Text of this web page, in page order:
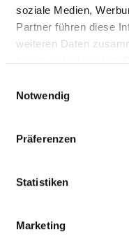
soziale Medien,
Partner führen diese
weiteren Daten
Notwendig
Präferenzen
Statistiken
Marketing
Tagesklinik Passau
94036 Passau
Institutsambulanz
Psychotherapie und
Bezirkskrankenhaus